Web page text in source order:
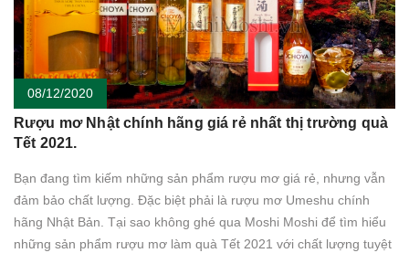
08/12/2020
Rượu mơ Nhật chính hãng giá rẻ nhất thị trường quà
Tết 2021.
Bạn đang tìm kiếm những sản phẩm rượu mơ giá rẻ, nhưng vẫn
đảm bảo chất lượng. Đặc biệt phải là rượu mơ Umeshu chính
hãng Nhật Bản. Tại sao không ghé qua Moshi Moshi để tìm hiểu
những sản phẩm rượu mơ làm quà Tết 2021 với chất lượng tuyệt